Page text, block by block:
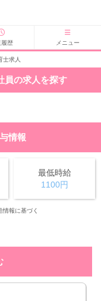
履歴 メニュー
士求人
員の求人を探す
情報
最低時給
1100円
報に基づく